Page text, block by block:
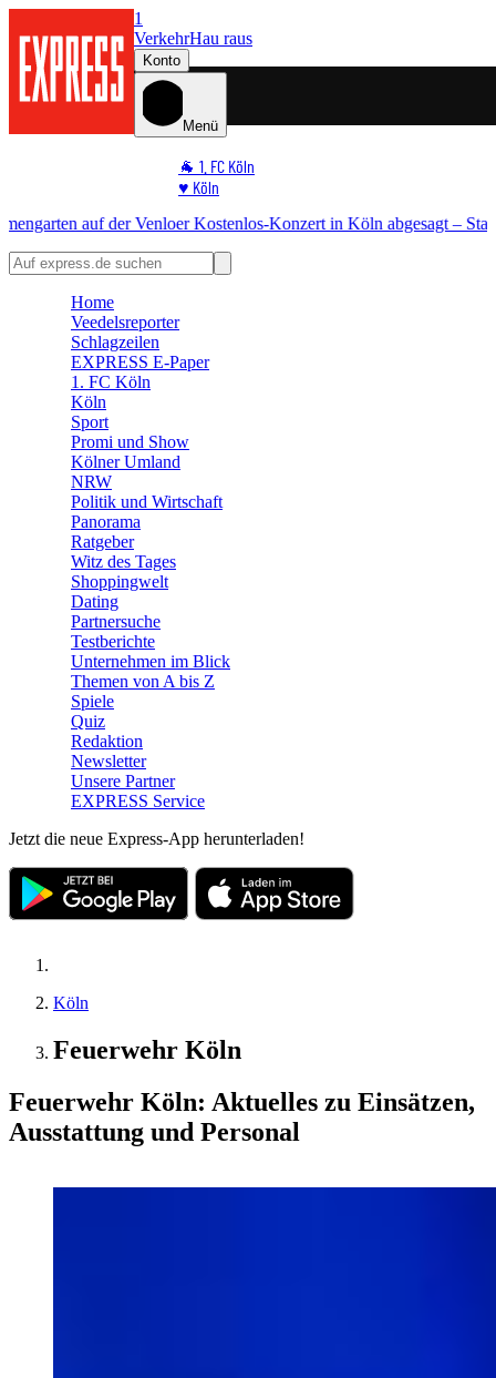
1
VerkehrHau raus
Konto
Menü
🐐 1. FC Köln
♥️ Köln
🛒 Shoppingwelt
Konzert in Köln abgesagt – Stadt erklärt warum +++
Home
Veedelsreporter
Schlagzeilen
EXPRESS E-Paper
1. FC Köln
Köln
Sport
Promi und Show
Kölner Umland
NRW
Politik und Wirtschaft
Panorama
Ratgeber
Witz des Tages
Shoppingwelt
Dating
Partnersuche
Testberichte
Unternehmen im Blick
Themen von A bis Z
Spiele
Quiz
Redaktion
Newsletter
Unsere Partner
EXPRESS Service
Jetzt die neue Express-App herunterladen!
Köln
Feuerwehr Köln
Feuerwehr Köln: Aktuelles zu Einsätzen,
Ausstattung und Personal